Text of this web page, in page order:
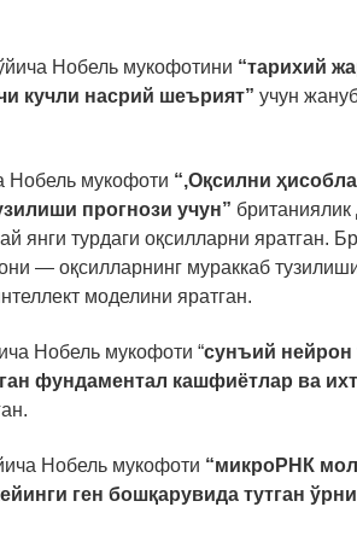
Нобель мукофотини “тарихий
кучли насрий шеърият” учун
Нобель мукофоти “,Оқсилни
прогнози учун” британиялик
янги турдаги оқсилларни яратган.
— оқсилларнинг мураккаб
моделини яратган.
Нобель мукофоти “сунъий
фундаментал кашфиётлар ва
Нобель мукофоти “микроРНК
ген бошқарувида тутган